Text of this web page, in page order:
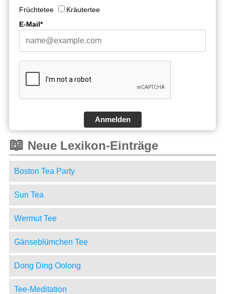
Früchtetee
Kräutertee
E-Mail*
Anmelden
📖 Neue Lexikon-Einträge
Boston Tea Party
Sun Tea
Wermut Tee
Gänseblümchen Tee
Dong Ding Oolong
Tee-Meditation